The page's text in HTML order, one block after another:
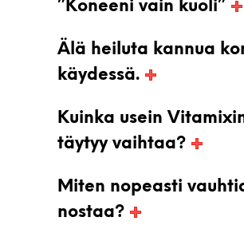
”Koneeni vain kuoli”
Älä heiluta kannua
käydessä.
Kuinka usein
täytyy vaihtaa?
Miten nopeasti
nostaa?